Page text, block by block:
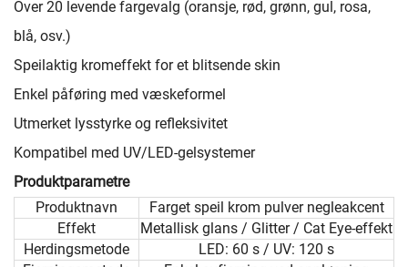
Over 20 levende fargevalg (oransje, rød, grønn, gul, rosa,
blå, osv.)
Speilaktig kromeffekt for et blitsende skin
Enkel påføring med væskeformel
Utmerket lysstyrke og refleksivitet
Kompatibel med UV/LED-gelsystemer
Produktparametre
Produktnavn
Farget speil krom pulver negleakcent
Effekt
Metallisk glans / Glitter / Cat Eye-effekt
Herdingsmetode
LED: 60 s / UV: 120 s